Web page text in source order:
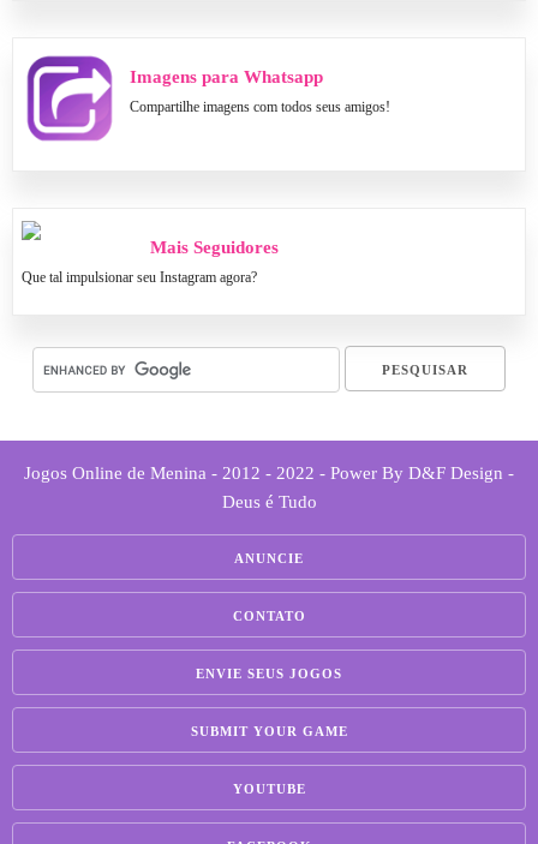
Imagens para Whatsapp
Compartilhe imagens com todos seus amigos!
Mais Seguidores
Que tal impulsionar seu Instagram agora?
Jogos Online de Menina - 2012 - 2022 - Power By D&F Design -
Deus é Tudo
ANUNCIE
CONTATO
ENVIE SEUS JOGOS
SUBMIT YOUR GAME
YOUTUBE